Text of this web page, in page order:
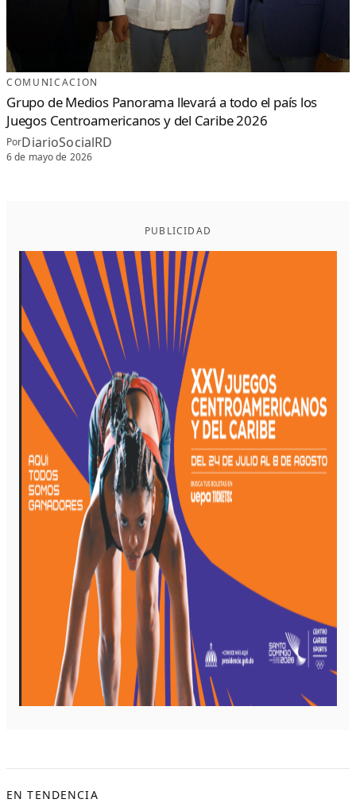
COMUNICACION
Grupo de Medios Panorama llevará a todo el país los
Juegos Centroamericanos y del Caribe 2026
PorDiarioSocialRD
6 de mayo de 2026
PUBLICIDAD
EN TENDENCIA